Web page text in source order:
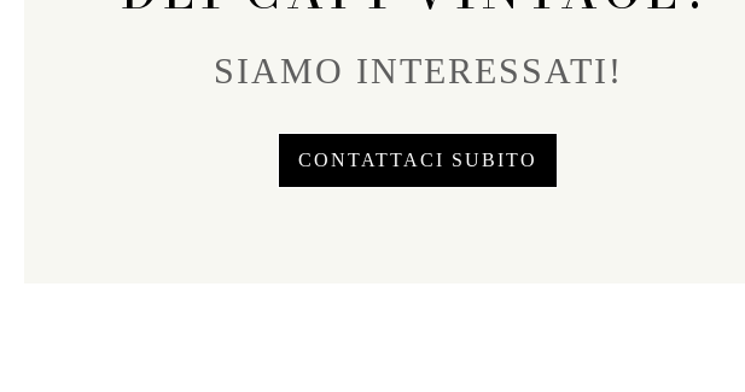
SIAMO INTERESSATI!
CONTATTACI SUBITO